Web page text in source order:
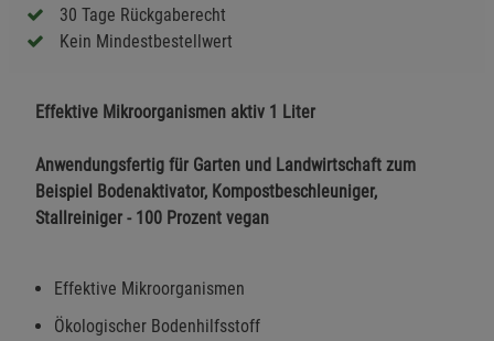
30 Tage Rückgaberecht
Kein Mindestbestellwert
Effektive Mikroorganismen aktiv 1 Liter
Anwendungsfertig für Garten und Landwirtschaft zum
Beispiel Bodenaktivator, Kompostbeschleuniger,
Stallreiniger - 100 Prozent vegan
Effektive Mikroorganismen
Ökologischer Bodenhilfsstoff